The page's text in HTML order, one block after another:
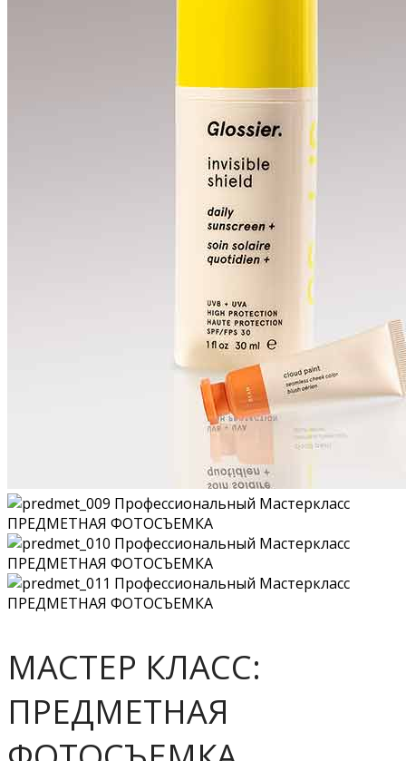
МАСТЕР КЛАСС:
ПРЕДМЕТНАЯ